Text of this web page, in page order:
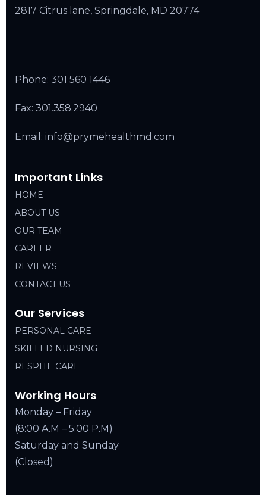
2817 Citrus lane, Springdale, MD 20774
Phone: 301 560 1446
Fax: 301.358.2940
Email: info@prymehealthmd.com
Important Links
HOME
ABOUT US
OUR TEAM
CAREER
REVIEWS
CONTACT US
Our Services
PERSONAL CARE
SKILLED NURSING
RESPITE CARE
Working Hours
Monday – Friday
(8:00 A.M – 5:00 P.M)
Saturday and Sunday
(Closed)